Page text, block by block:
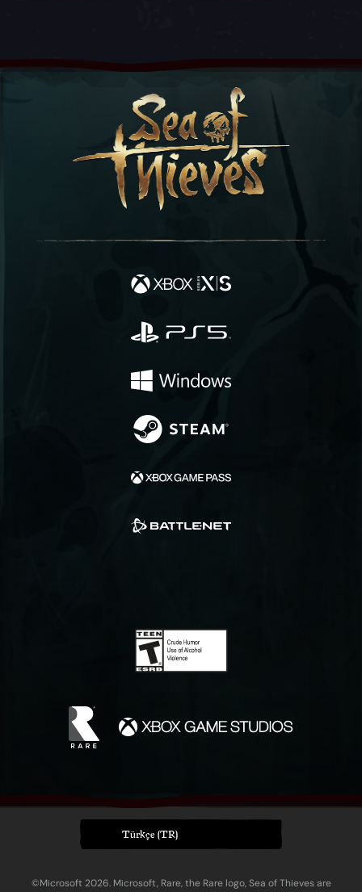
Türkçe (TR)
©Microsoft 2026. Microsoft, Rare, the Rare logo, Sea of Thieves are